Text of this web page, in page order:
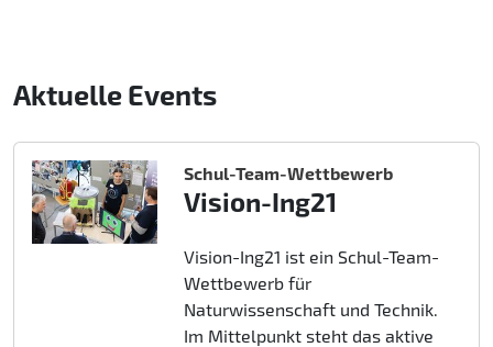
Aktuelle Events
Schul-Team-Wettbewerb
Vision-Ing21
Vision-Ing21 ist ein Schul-Team-
Wettbewerb für
Naturwissenschaft und Technik.
Im Mittelpunkt steht das aktive